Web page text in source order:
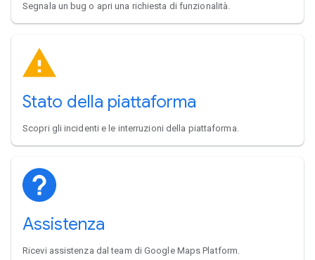
Segnala un bug o apri una richiesta di funzionalità.
Stato della piattaforma
Scopri gli incidenti e le interruzioni della piattaforma.
Assistenza
Ricevi assistenza dal team di Google Maps Platform.